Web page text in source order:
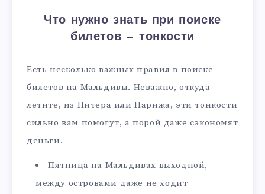
Что нужно знать при поиске
билетов — тонкости
Есть несколько важных правил в поиске
билетов на Мальдивы. Неважно, откуда
летите, из Питера или Парижа, эти тонкости
сильно вам помогут, а порой даже сэкономят
деньги.
Пятница на Мальдивах выходной,
между островами даже не ходит